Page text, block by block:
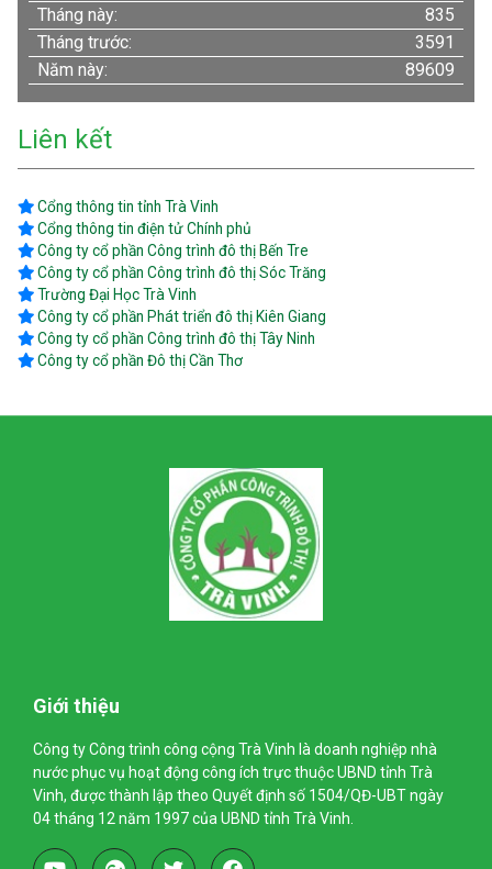
Tháng này:
835
Tháng trước:
3591
Năm này:
89609
Liên kết
Cổng thông tin tỉnh Trà Vinh
Cổng thông tin điện tử Chính phủ
Công ty cổ phần Công trình đô thị Bến Tre
Công ty cổ phần Công trình đô thị Sóc Trăng
Trường Đại Học Trà Vinh
Công ty cổ phần Phát triển đô thị Kiên Giang
Công ty cổ phần Công trình đô thị Tây Ninh
Công ty cổ phần Đô thị Cần Thơ
Giới thiệu
Công ty Công trình công cộng Trà Vinh là doanh nghiệp nhà
nước phục vụ hoạt động công ích trực thuộc UBND tỉnh Trà
Vinh, được thành lập theo Quyết định số 1504/QĐ-UBT ngày
04 tháng 12 năm 1997 của UBND tỉnh Trà Vinh.